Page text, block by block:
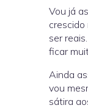
Vou já
ser
ficar
Ainda
vou
sátira